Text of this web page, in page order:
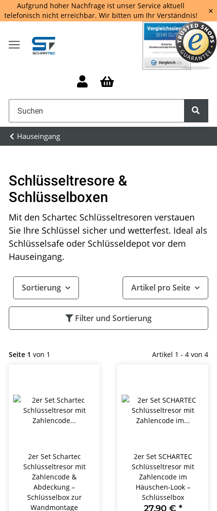
Aufgrund hoher Nachfrage ist unser Service aktuell
telefonisch nicht erreichbar. Wir bitten um Ihr Verständnis!
×
Hauseingang
Schlüsseltresore &
Schlüsselboxen
Mit den Schartec Schlüsseltresoren verstauen
Sie Ihre Schlüssel sicher und wetterfest. Ideal als
Schlüsselsafe oder Schlüsseldepot vor dem
Hauseingang.
Sortierung Artikel pro Seite
Filter und Sortierung
Seite 1 von 1 Artikel 1 - 4 von 4
2er Set Schartec
Schlüsseltresor mit
Zahlencode &
Abdeckung –
Schlüsselbox zur
Wandmontage
2er Set SCHARTEC
Schlüsseltresor mit
Zahlencode im
Häuschen-Look –
Schlüsselbox
27,90 € *